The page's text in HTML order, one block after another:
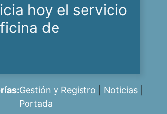
hoy el servicio
de
Gestión y Registro Noticias
Portada